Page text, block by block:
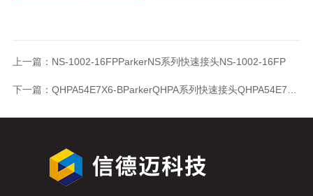
上一篇： NS-1002-16FPParkerNS系列快速接头NS-1002-16FP
下一篇： QHPA54E7X6-BParkerQHPA系列快速接头QHPA54E7X6-B